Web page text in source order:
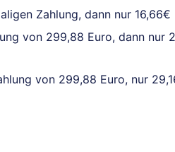
Zahlung, dann nur
von 299,88 Euro, dann nur
von 299,88 Euro, nur